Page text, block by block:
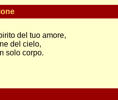
del tuo amore,
del cielo,
solo corpo.